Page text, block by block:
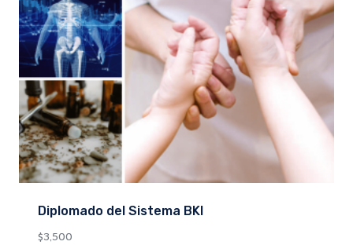
Diplomado del Sistema BKI
$3,500